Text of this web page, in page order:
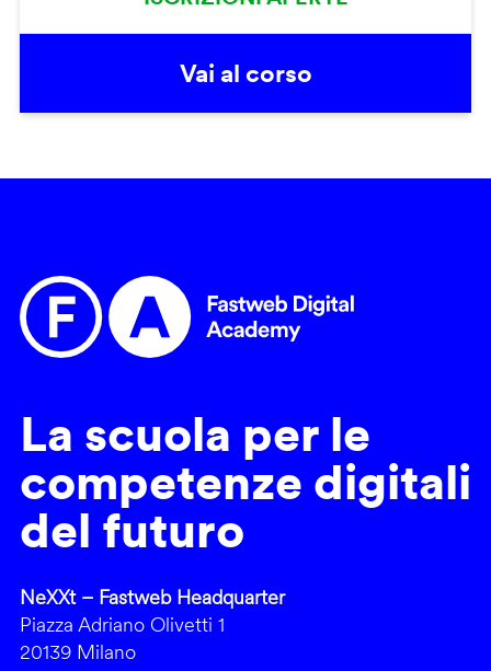
Vai al corso
La scuola per le
competenze digitali
del futuro
NeXXt – Fastweb Headquarter
Piazza Adriano Olivetti 1
20139 Milano